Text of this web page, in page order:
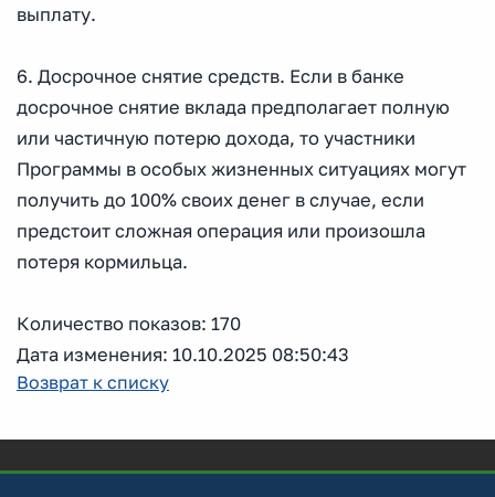
выплату.
6. Досрочное снятие средств. Если в банке
досрочное снятие вклада предполагает полную
или частичную потерю дохода, то участники
Программы в особых жизненных ситуациях могут
получить до 100% своих денег в случае, если
предстоит сложная операция или произошла
потеря кормильца.
Количество показов: 170
Дата изменения: 10.10.2025 08:50:43
Возврат к списку